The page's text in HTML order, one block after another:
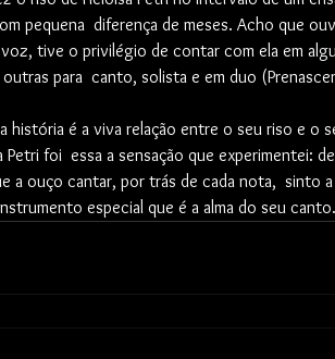
pequena  diferença de meses. Acho que
tive o privilégio de contar com ela em
para  canto, solista e em duo
foi  essa a sensação que experimentei:
a ouço cantar, por trás de cada nota,  sinto
especial que é a alma do seu canto.